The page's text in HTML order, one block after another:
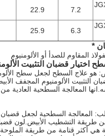
7.2
22.9
6.3
25.9
*
المقاوم للصدأ أو الألومنيوم
اختيار قضبان التثبيت
هو علاج السطح لجعل سطح
التثبيت الألومنيوم المجفف
المعالجة السطحية العادية من
المعالجة السطحية لجعل قضبان
طريقة التشطيب الأبيض.لون
هي أكثر قتامة من طريقة الملوحة